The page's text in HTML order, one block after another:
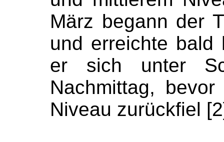
März begann der
und erreichte bald
er sich unter
Nachmittag,
Niveau zurückfiel